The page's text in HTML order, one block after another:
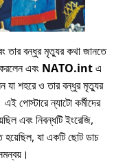
তার বন্ধুর মৃত্যুর কথা জানতে
এবং NATO.intএ
যা শহরে ও তার বন্ধুর মৃত্যুর
এই পোস্টারে ন্যাটো কর্মীদের
এবং নিবন্ধটি ইংরেজি,
হয়েছিল, যা একটি ছোট ডাচ